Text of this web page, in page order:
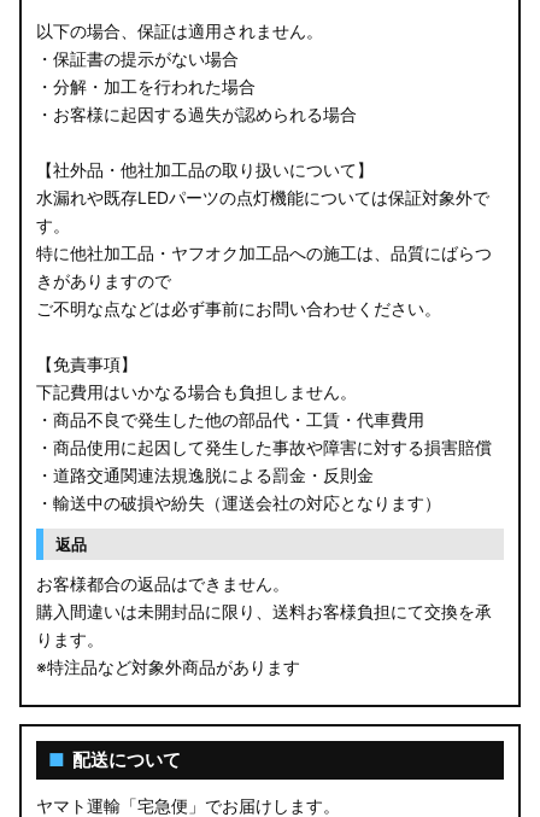
以下の場合、保証は適用されません。
・保証書の提示がない場合
・分解・加工を行われた場合
・お客様に起因する過失が認められる場合
【社外品・他社加工品の取り扱いについて】
水漏れや既存LEDパーツの点灯機能については保証対象外で
す。
特に他社加工品・ヤフオク加工品への施工は、品質にばらつ
きがありますので
ご不明な点などは必ず事前にお問い合わせください。
【免責事項】
下記費用はいかなる場合も負担しません。
・商品不良で発生した他の部品代・工賃・代車費用
・商品使用に起因して発生した事故や障害に対する損害賠償
・道路交通関連法規逸脱による罰金・反則金
・輸送中の破損や紛失（運送会社の対応となります）
返品
お客様都合の返品はできません。
購入間違いは未開封品に限り、送料お客様負担にて交換を承
ります。
※特注品など対象外商品があります
■ 配送について
ヤマト運輸「宅急便」でお届けします。